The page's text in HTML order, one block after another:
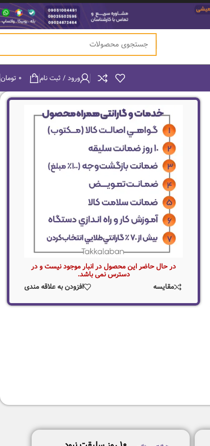
ورود / ثبت نام ۰ تومان
در حال حاضر این محصول در انبار موجود نیست و در
دسترس نمی باشد.
مقایسه
افزودن به علاقه مندی